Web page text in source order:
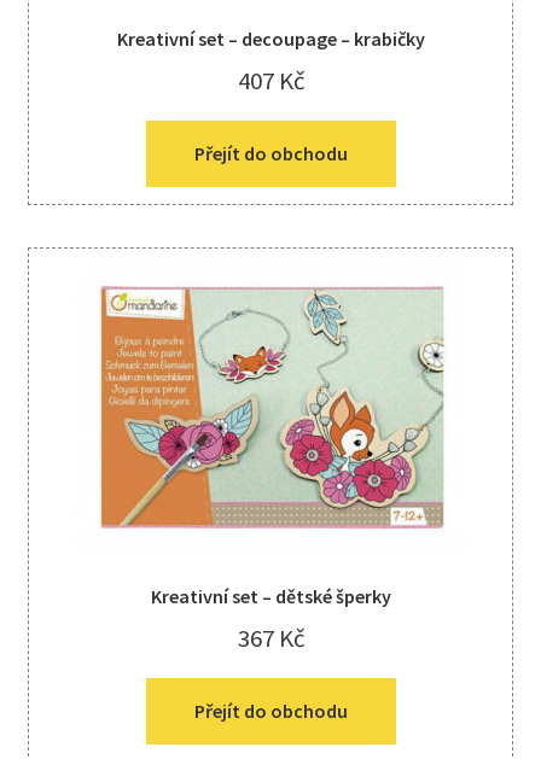
Kreativní set – decoupage – krabičky
407 Kč
Přejít do obchodu
Kreativní set – dětské šperky
367 Kč
Přejít do obchodu